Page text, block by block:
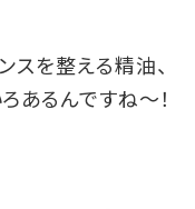
スを整える精油、
あるんですね～！